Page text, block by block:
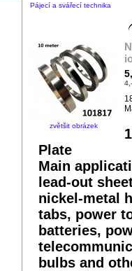
Pájecí a svářecí technika
zvětšit obrázek
Plate
Main
lead-out
nickel-metal
tabs, power
batteries,
bulbs and